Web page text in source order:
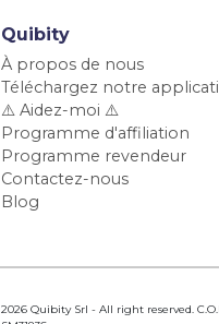
Quibity
À propos de nous
Téléchargez notre
⚠️ Aidez-moi ⚠️
Programme d'affiliation
Programme revendeur
Contactez-nous
Blog
2026 Quibity Srl - All right reserved.